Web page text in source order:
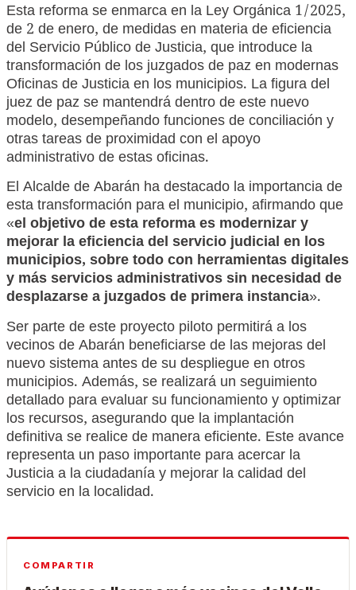
Esta reforma se enmarca en la Ley Orgánica 1/2025,
de 2 de enero, de medidas en materia de eficiencia
del Servicio Público de Justicia, que introduce la
transformación de los juzgados de paz en modernas
Oficinas de Justicia en los municipios. La figura del
juez de paz se mantendrá dentro de este nuevo
modelo, desempeñando funciones de conciliación y
otras tareas de proximidad con el apoyo
administrativo de estas oficinas.
El Alcalde de Abarán ha destacado la importancia de
esta transformación para el municipio, afirmando que
«el objetivo de esta reforma es modernizar y
mejorar la eficiencia del servicio judicial en los
municipios, sobre todo con herramientas digitales
y más servicios administrativos sin necesidad de
desplazarse a juzgados de primera instancia».
Ser parte de este proyecto piloto permitirá a los
vecinos de Abarán beneficiarse de las mejoras del
nuevo sistema antes de su despliegue en otros
municipios. Además, se realizará un seguimiento
detallado para evaluar su funcionamiento y optimizar
los recursos, asegurando que la implantación
definitiva se realice de manera eficiente. Este avance
representa un paso importante para acercar la
Justicia a la ciudadanía y mejorar la calidad del
servicio en la localidad.
COMPARTIR